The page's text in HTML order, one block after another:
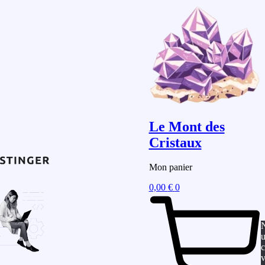
Le Mont des
Cristaux
Mon panier
0,00 € 0